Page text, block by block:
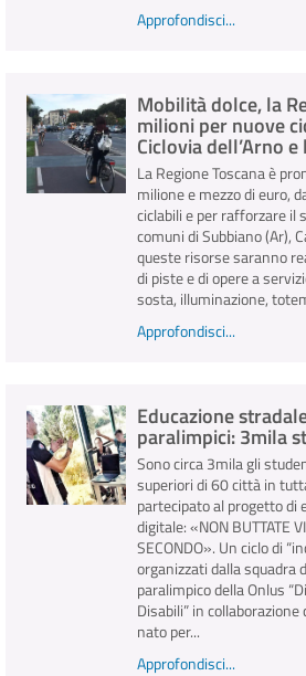
Approfondisci...
Mobilità dolce, la
milioni per nuove
Ciclovia dell’Arno
La Regione Toscana è
milione e mezzo di euro,
ciclabili e per rafforzare il
comuni di Subbiano (Ar),
queste risorse saranno
di piste e di opere a
sosta, illuminazione,
Approfondisci...
Educazione
paralimpici: 3mila
Sono circa 3mila gli
superiori di 60 città in
partecipato al progetto di
digitale: «NON BUTTATE
SECONDO». Un ciclo di
organizzati dalla squadra
paralimpico della Onlus
Disabili” in collaborazione
nato per...
Approfondisci...